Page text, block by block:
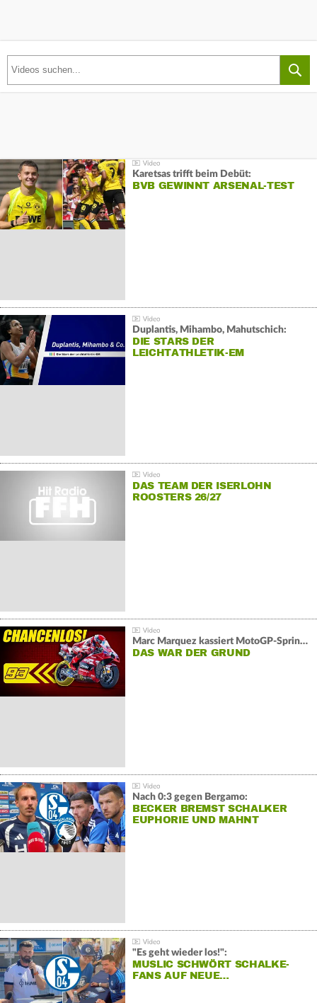
Karetsas trifft beim Debüt:
BVB GEWINNT ARSENAL-TEST
Duplantis, Mihambo, Mahutschich:
DIE STARS DER
LEICHTATHLETIK-EM
DAS TEAM DER ISERLOHN
ROOSTERS 26/27
Marc Marquez kassiert MotoGP-Sprint-Schlappe:
DAS WAR DER GRUND
Nach 0:3 gegen Bergamo:
BECKER BREMST SCHALKER
EUPHORIE UND MAHNT
"Es geht wieder los!":
MUSLIC SCHWÖRT SCHALKE-
FANS AUF NEUE…